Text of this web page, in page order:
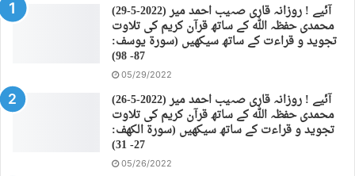
(29-5-2022) آئیے ! روزانہ قاری صہیب احمد میر
محمدی حفظہ اللہ کے ساتھ قرآن کریم کی تلاوت
تجوید و قراءت کے ساتھ سیکھیں (سورة يوسف:
87- 98)
05/29/2022
(26-5-2022) آئیے ! روزانہ قاری صہیب احمد میر
محمدی حفظہ اللہ کے ساتھ قرآن کریم کی تلاوت
تجوید و قراءت کے ساتھ سیکھیں (سورة الكهف:
27- 31)
05/26/2022